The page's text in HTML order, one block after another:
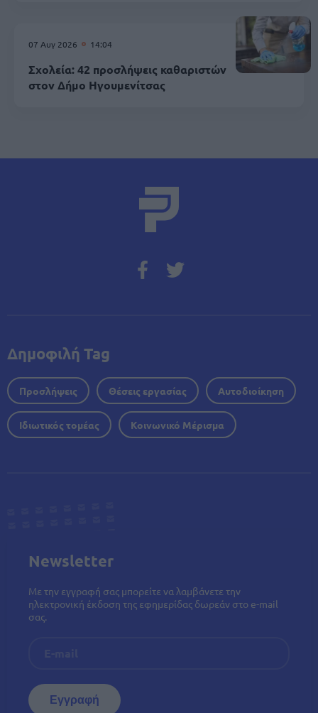
07 Αυγ 2026 14:04
Σχολεία: 42 προσλήψεις καθαριστών
στον Δήμο Ηγουμενίτσας
Δημοφιλή Tag
Προσλήψεις Θέσεις εργασίας Αυτοδιοίκηση
Ιδιωτικός τομέας Κοινωνικό Μέρισμα
Newsletter
Με την εγγραφή σας μπορείτε να λαμβάνετε την
ηλεκτρονική έκδοση της εφημερίδας δωρεάν στο e-mail
σας.